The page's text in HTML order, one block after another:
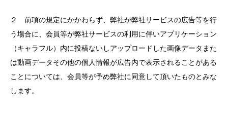
２ 前項の規定にかかわらず、弊社が弊社サービスの広告等を行
う場合に、会員等が弊社サービスの利用に伴いアプリケーション
（キャラフル）内に投稿ないしアップロードした画像データまた
は動画データその他の個人情報が広告内で表示されることがある
ことについては、会員等が予め弊社に同意して頂いたものとみな
します。